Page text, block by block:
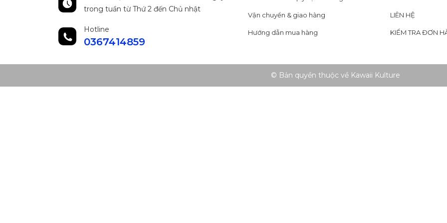
trong tuần từ Thứ 2 đến Chủ nhật
Hotline
0367414859
Vận chuyển & giao hàng
Hướng dẫn mua hàng
LIÊN HỆ
KIỂM TRA ĐƠN
© Bản quyền thuộc về Kawaii Kulture